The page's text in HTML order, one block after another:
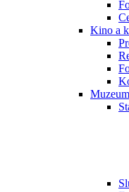
Kino a